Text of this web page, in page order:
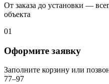
От заказа до установки —
объекта
01
Оформите заявку
Заполните корзину или
77–97